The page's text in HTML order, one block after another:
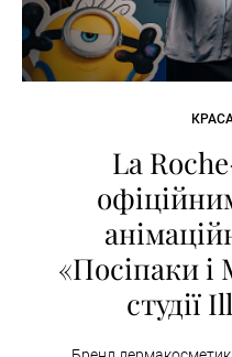
La
«Посіпаки і
студії